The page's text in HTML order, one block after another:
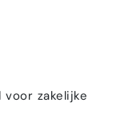
zakelijke